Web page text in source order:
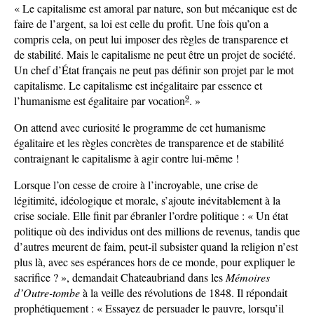
« Le capitalisme est amoral par nature, son but mécanique est de
faire de l’argent, sa loi est celle du profit. Une fois qu’on a
compris cela, on peut lui imposer des règles de transparence et
de stabilité. Mais le capitalisme ne peut être un projet de société.
Un chef d’État français ne peut pas définir son projet par le mot
capitalisme. Le capitalisme est inégalitaire par essence et
l’humanisme est égalitaire par vocation9. »
On attend avec curiosité le programme de cet humanisme
égalitaire et les règles concrètes de transparence et de stabilité
contraignant le capitalisme à agir contre lui-même !
Lorsque l’on cesse de croire à l’incroyable, une crise de
légitimité, idéologique et morale, s’ajoute inévitablement à la
crise sociale. Elle finit par ébranler l’ordre politique : « Un état
politique où des individus ont des millions de revenus, tandis que
d’autres meurent de faim, peut-il subsister quand la religion n’est
plus là, avec ses espérances hors de ce monde, pour expliquer le
sacrifice ? », demandait Chateaubriand dans les Mémoires
d’Outre-tombeà la veille des révolutions de 1848. Il répondait
prophétiquement : « Essayez de persuader le pauvre, lorsqu’il